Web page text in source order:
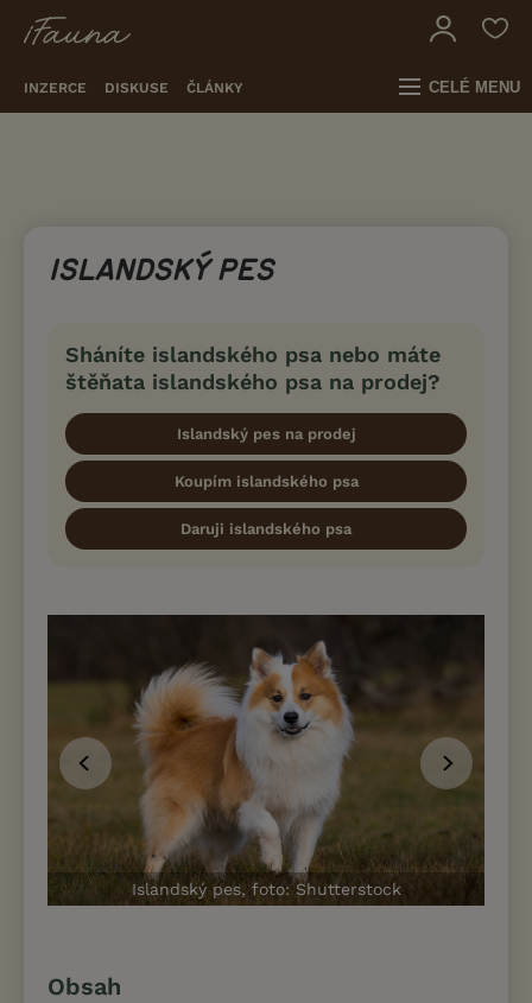
INZERCE DISKUSE ČLÁNKY CELÉ MENU
ISLANDSKÝ PES
Sháníte islandského psa nebo máte
štěňata islandského psa na prodej?
Islandský pes na prodej
Koupím islandského psa
Daruji islandského psa
Islandský pes, foto: Shutterstock
Obsah